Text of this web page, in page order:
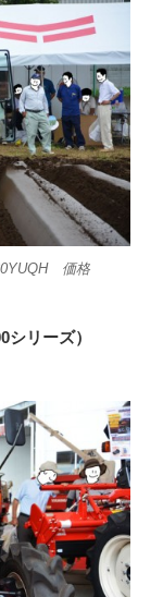
価格
リーズ）